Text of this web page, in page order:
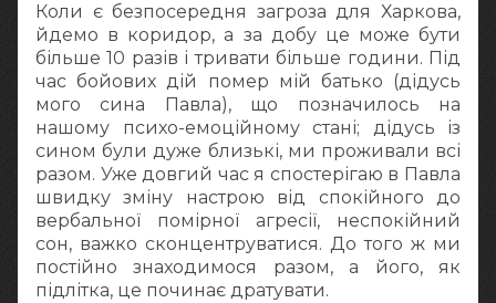
Коли є безпосередня загроза для Харкова,
йдемо в коридор, а за добу це може бути
більше 10 разів і тривати більше години. Під
час бойових дій помер мій батько (дідусь
мого сина Павла), що позначилось на
нашому психо-емоційному стані; дідусь із
сином були дуже близькі, ми проживали всі
разом. Уже довгий час я спостерігаю в Павла
швидку зміну настрою від спокійного до
вербальної помірної агресії, неспокійний
сон, важко сконцентруватися. До того ж ми
постійно знаходимося разом, а його, як
підлітка, це починає дратувати.